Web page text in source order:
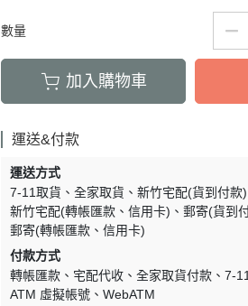
數量
加入購物車
運送&付款
運送方式
7-11取貨
全家取貨
新竹宅配(貨到付款)
新竹宅配(轉帳匯款、信用卡)
郵寄(貨到
郵寄(轉帳匯款、信用卡)
付款方式
轉帳匯款
宅配代收 全家取貨付款 7-
ATM 虛擬帳號
WebATM